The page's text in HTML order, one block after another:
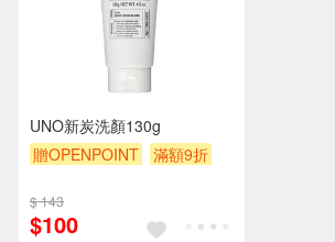
UNO新炭洗顏130g
贈OPENPOINT
滿額9折
$ 143
$100